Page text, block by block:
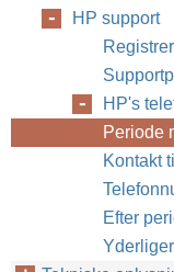
HP support
HP's
Periode
Kontakt
Efter